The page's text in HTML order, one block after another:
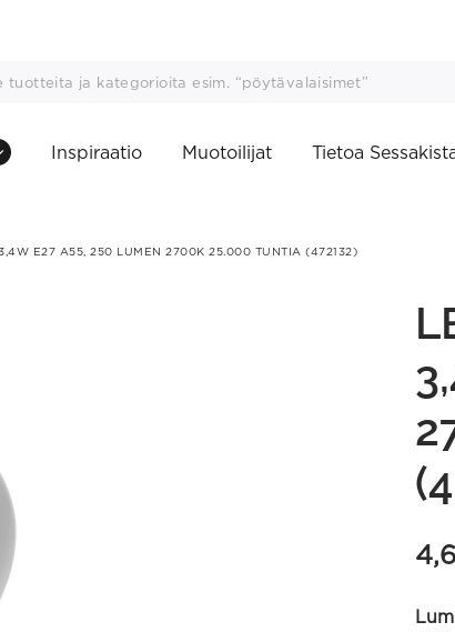
Inspiraatio Muotoilijat Tietoa
E27 A55, 250 LUMEN 2700K 25.000 TUNTIA (472132)